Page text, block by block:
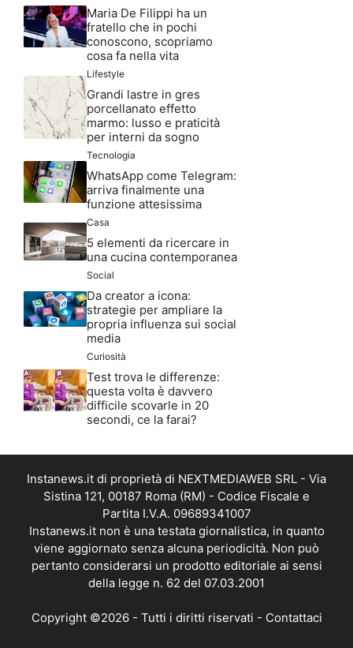
Maria De Filippi ha un
fratello che in pochi
conoscono, scopriamo
cosa fa nella vita
Lifestyle
Grandi lastre in gres
porcellanato effetto
marmo: lusso e praticità
per interni da sogno
Tecnologia
WhatsApp come Telegram:
arriva finalmente una
funzione attesissima
Casa
5 elementi da ricercare in
una cucina contemporanea
Social
Da creator a icona:
strategie per ampliare la
propria influenza sui social
media
Curiosità
Test trova le differenze:
questa volta è davvero
difficile scovarle in 20
secondi, ce la farai?
Instanews.it di proprietà di NEXTMEDIAWEB SRL - Via
Sistina 121, 00187 Roma (RM) - Codice Fiscale e
Partita I.V.A. 09689341007
Instanews.it non è una testata giornalistica, in quanto
viene aggiornato senza alcuna periodicità. Non può
pertanto considerarsi un prodotto editoriale ai sensi
della legge n. 62 del 07.03.2001
Copyright ©2026 - Tutti i diritti riservati - Contattaci